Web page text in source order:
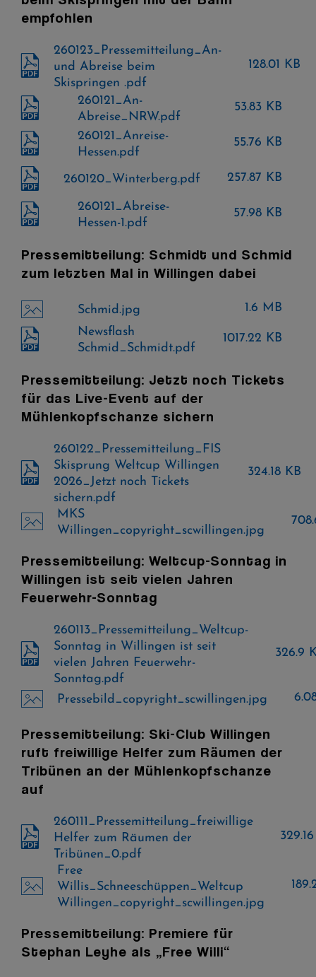
empfohlen
260123_Pressemitteilung_An-
und Abreise beim
Skispringen .pdf
128.01 KB
260121_An-
Abreise_NRW.pdf
53.83 KB
260121_Anreise-
Hessen.pdf
55.76 KB
260120_Winterberg.pdf 257.87 KB
260121_Abreise-
Hessen-1.pdf
57.98 KB
Pressemitteilung: Schmidt und Schmid
zum letzten Mal in Willingen dabei
Schmid.jpg
1.6 MB
Newsflash
Schmid_Schmidt.pdf
1017.22 KB
Pressemitteilung: Jetzt noch Tickets
für das Live-Event auf der
Mühlenkopfschanze sichern
260122_Pressemitteilung_FIS
Skisprung Weltcup Willingen
2026_Jetzt noch Tickets
sichern.pdf
324.18 KB
MKS
Willingen_copyright_scwillingen.jpg
Pressemitteilung: Weltcup-Sonntag in
Willingen ist seit vielen Jahren
Feuerwehr-Sonntag
260113_Pressemitteilung_Weltcup-
Sonntag in Willingen ist seit
vielen Jahren Feuerwehr-
Sonntag.pdf
326.9
Pressebild_copyright_scwillingen.jpg
Pressemitteilung: Ski-Club Willingen
ruft freiwillige Helfer zum Räumen der
Tribünen an der Mühlenkopfschanze
auf
260111_Pressemitteilung_freiwillige
Helfer zum Räumen der
Tribünen_0.pdf
Free
Willis_Schneeschüppen_Weltcup
Willingen_copyright_scwillingen.jpg
Pressemitteilung: Premiere für
Stephan Leyhe als „Free Willi“